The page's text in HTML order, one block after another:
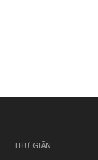
THƯ GIÃN